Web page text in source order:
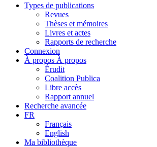
Types de publications
Revues
Thèses et mémoires
Livres et actes
Rapports de recherche
Connexion
À propos À propos
Érudit
Coalition Publica
Libre accès
Rapport annuel
Recherche avancée
FR
Français
English
Ma bibliothèque